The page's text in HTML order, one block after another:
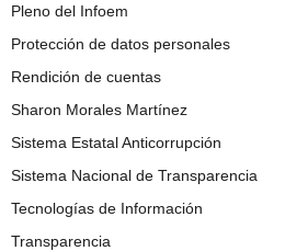
Pleno del Infoem
Protección de datos personales
Rendición de cuentas
Sharon Morales Martínez
Sistema Estatal Anticorrupción
Sistema Nacional de Transparencia
Tecnologías de Información
Transparencia